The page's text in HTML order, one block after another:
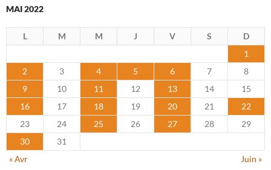
MAI 2022
L M M J V S
D
1
2
3 4 5 6 7
8
9
10 11 12 13 14
15
16
17 18 19 20 21
22
23
24 25 26 27 28
29
30
31
« Avr
Juin »